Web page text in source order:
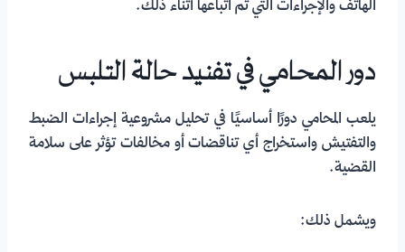
الهاتف والإجراءات التي تم اتباعها أثناء ذلك.
دور المحامي في تفنيد حالة التلبس
يلعب المحامي دورًا أساسيًا في تحليل مشروعية إجراءات الضبط
والتفتيش واستخراج أي تناقضات أو مخالفات تؤثر على سلامة
القضية.
ويشمل ذلك: